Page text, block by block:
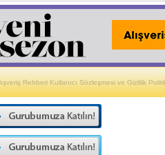
Rehberi Kullanıcı Sözleşmesi ve Gizlilik